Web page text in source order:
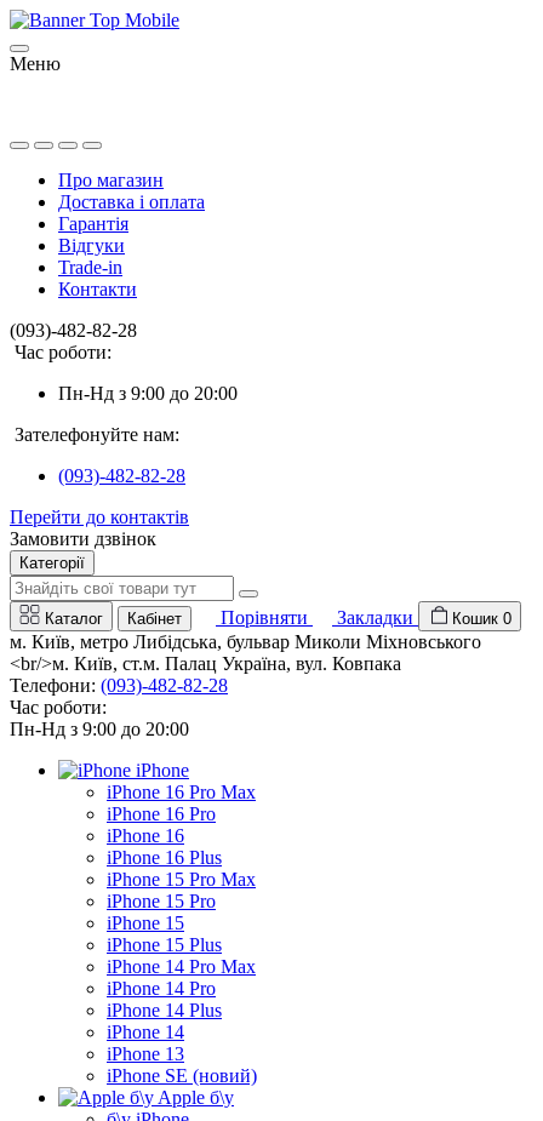
Меню
Про магазин
Доставка і оплата
Гарантія
Відгуки
Trade-in
Контакти
(093)-482-82-28
Час роботи:
Пн-Нд з 9:00 до 20:00
Зателефонуйте нам:
(093)-482-82-28
Перейти до контактів
Замовити дзвінок
Категорії
Каталог Кабінет Порівняти Закладки Кошик 0
м. Київ, метро Либідська, бульвар Миколи Міхновського
<br/>м. Київ, ст.м. Палац Україна, вул. Ковпака
Телефони: (093)-482-82-28
Час роботи:
Пн-Нд з 9:00 до 20:00
iPhone
iPhone 16 Pro Max
iPhone 16 Pro
iPhone 16
iPhone 16 Plus
iPhone 15 Pro Max
iPhone 15 Pro
iPhone 15
iPhone 15 Plus
iPhone 14 Pro Max
iPhone 14 Pro
iPhone 14 Plus
iPhone 14
iPhone 13
iPhone SE (новий)
Apple б\у